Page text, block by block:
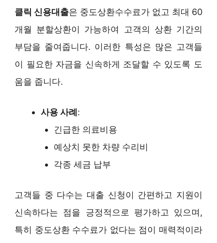
클릭 신용대출은 중도상환수수료가 없고 최대 60
개월 분할상환이 가능하여 고객의 상환 기간의
부담을 줄여줍니다. 이러한 특성은 많은 고객들
이 필요한 자금을 신속하게 조달할 수 있도록 도
움을 줍니다.
사용 사례:
긴급한 의료비용
예상치 못한 차량 수리비
각종 세금 납부
고객들 중 다수는 대출 신청이 간편하고 지원이
신속하다는 점을 긍정적으로 평가하고 있으며,
특히 중도상환 수수료가 없다는 점이 매력적이라